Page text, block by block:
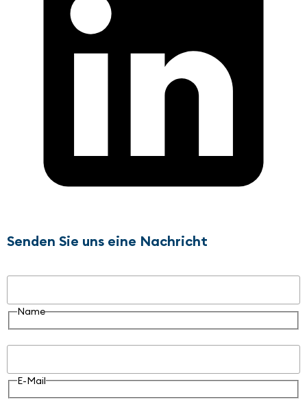
Senden Sie uns eine Nachricht
Name
E-Mail